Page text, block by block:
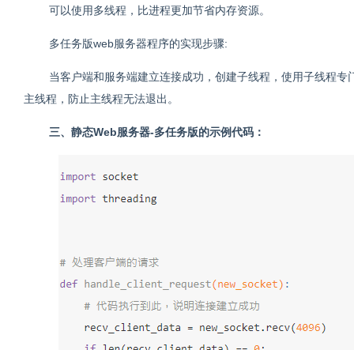
可以使用多线程，比进程更加节省内存资源。
多任务版web服务器程序的实现步骤:
当客户端和服务端建立连接成功，创建子线程，使用子线程
主线程，防止主线程无法退出。
三、静态Web服务器-多任务版的示例代码：